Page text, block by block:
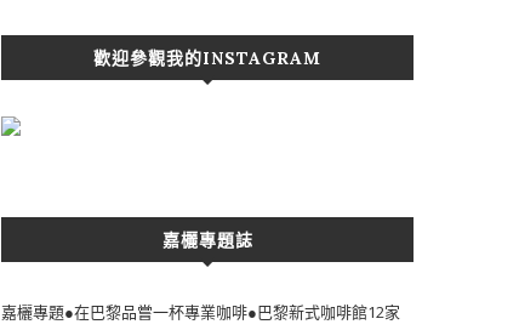
歡迎參觀我的INSTAGRAM
嘉欐專題誌
嘉欐專題●在巴黎品嘗一杯專業咖啡●巴黎新式咖啡館12家